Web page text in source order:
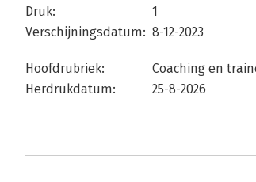
Druk:
1
Verschijningsdatum: 8-12-2023
Hoofdrubriek: Coaching en
Herdrukdatum:
25-8-2026